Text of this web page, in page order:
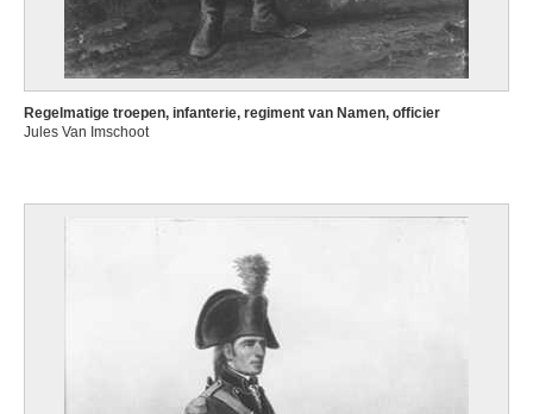
Regelmatige troepen, infanterie, regiment van Namen, officier
Jules Van Imschoot